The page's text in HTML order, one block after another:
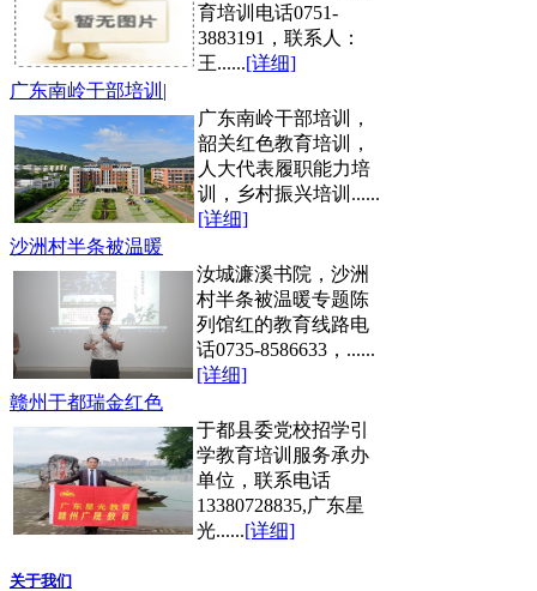
育培训电话0751-
3883191，联系人：
王......[详细]
广东南岭干部培训|
广东南岭干部培训，
韶关红色教育培训，
人大代表履职能力培
训，乡村振兴培训......
[详细]
沙洲村半条被温暖
汝城濂溪书院，沙洲
村半条被温暖专题陈
列馆红的教育线路电
话0735-8586633，......
[详细]
赣州于都瑞金红色
于都县委党校招学引
学教育培训服务承办
单位，联系电话
13380728835,广东星
光......[详细]
关于我们